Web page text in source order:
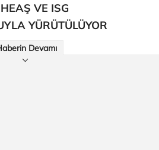
VE ISG
YÜRÜTÜLÜYOR
Devamı